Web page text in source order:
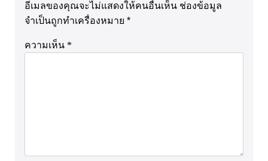
อีเมลของคุณจะไม่แสดงให้คนอื่นเห็น ช่องข้อมูล
จำเป็นถูกทำเครื่องหมาย *
ความเห็น *